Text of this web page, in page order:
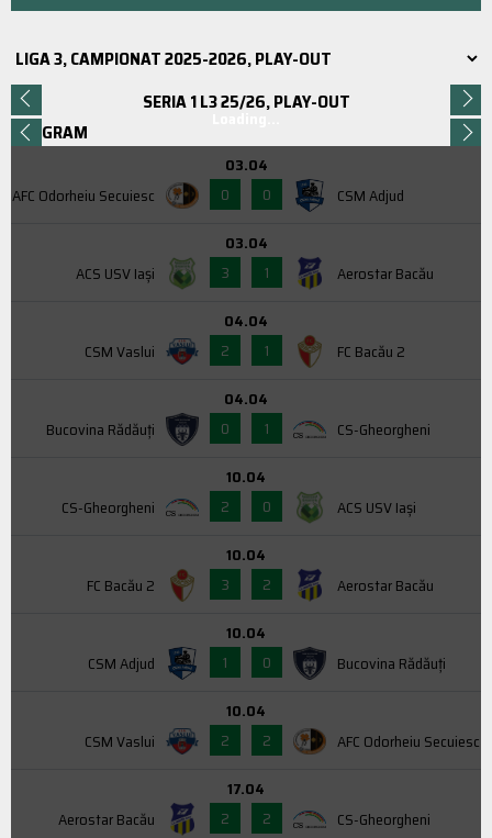
SERIA 1 L3 25/26, PLAY-OUT
PROGRAM
AFC Odorheiu Secuiesc
03.04
0
0 CSM Adjud
ACS USV Iaşi
03.04
3
1 Aerostar Bacău
CSM Vaslui
04.04
2
1 FC Bacău 2
Bucovina Rădăuți
04.04
0
1 CS-Gheorgheni
CS-Gheorgheni
10.04
2
0 ACS USV Iaşi
FC Bacău 2
10.04
3
2 Aerostar Bacău
CSM Adjud
10.04
1
0 Bucovina Rădăuți
CSM Vaslui
10.04
2
2 AFC Odorheiu Secuiesc
Aerostar Bacău
17.04
2
2 CS-Gheorgheni